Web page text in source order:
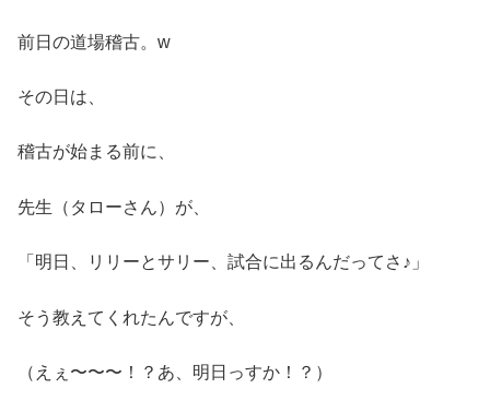
前日の道場稽古。w
その日は、
稽古が始まる前に、
先生（タローさん）が、
「明日、リリーとサリー、試合に出るんだってさ♪」
そう教えてくれたんですが、
（えぇ〜〜〜！？あ、明日っすか！？）